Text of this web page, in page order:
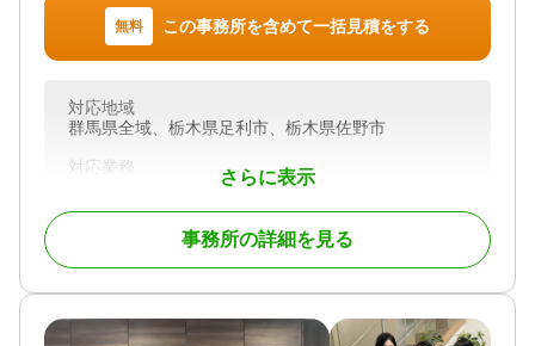
無料 この事務所を含めて一括見積をする
さらに表示
対応地域
群馬県全域、栃木県足利市、栃木県佐野市
対応業務
遺言書 / 遺産分割 / 相続財産調査 / 相続登記 / 相続放
棄 / 家族信託 / 相続手続き / 銀行手続き / 戸籍収集 /
相続人調査 / 生前贈与（不動産名義変更）
対応体制
電話相談可 / 訪問可 / 土日相談可 / 初回相談無料 / 18
時以降相談可 / オンライン面談可 / 事務所面談可
事務所の詳細を見る